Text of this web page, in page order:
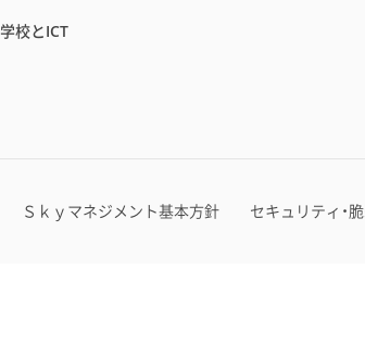
学校とICT
Ｓｋｙマネジメント基本方針 セキュリティ・